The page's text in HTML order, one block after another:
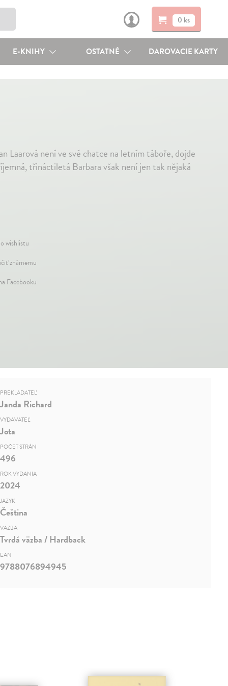
0 ks
E-KNIHY OSTATNÉ DAROVACIE KARTY
Laarová není ve své chatce na letním táboře, dojde
třináctiletá Barbara však není jen tak nějaká
wishlistu
známemu
Facebooku
PREKLADATEĽ
Janda Richard
VYDAVATEĽ
Jota
POČET STRÁN
496
ROK VYDANIA
2024
JAZYK
Čeština
VÄZBA
Tvrdá väzba / Hardback
EAN
9788076894945